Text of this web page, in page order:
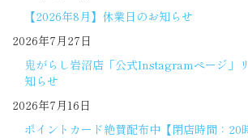
【2026年8月】休業日のお知らせ
2026年7月27日
鬼がらし岩沼店「公式Instagramページ」
知らせ
2026年7月16日
ポイントカード絶賛配布中【閉店時間：20